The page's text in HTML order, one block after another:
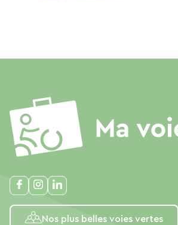
Nos plus belles voies vertes